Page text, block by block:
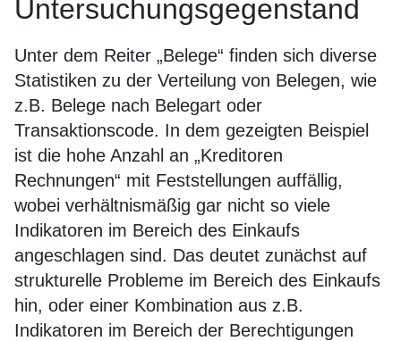
Untersuchungsgegenstand
Unter dem Reiter „Belege“ finden sich diverse
Statistiken zu der Verteilung von Belegen, wie
z.B. Belege nach Belegart oder
Transaktionscode. In dem gezeigten Beispiel
ist die hohe Anzahl an „Kreditoren
Rechnungen“ mit Feststellungen auffällig,
wobei verhältnismäßig gar nicht so viele
Indikatoren im Bereich des Einkaufs
angeschlagen sind. Das deutet zunächst auf
strukturelle Probleme im Bereich des Einkaufs
hin, oder einer Kombination aus z.B.
Indikatoren im Bereich der Berechtigungen